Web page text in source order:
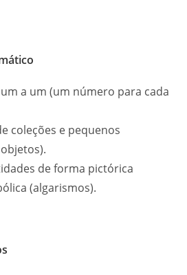
a um (um número para cada
coleções e pequenos
de forma pictórica
(algarismos).